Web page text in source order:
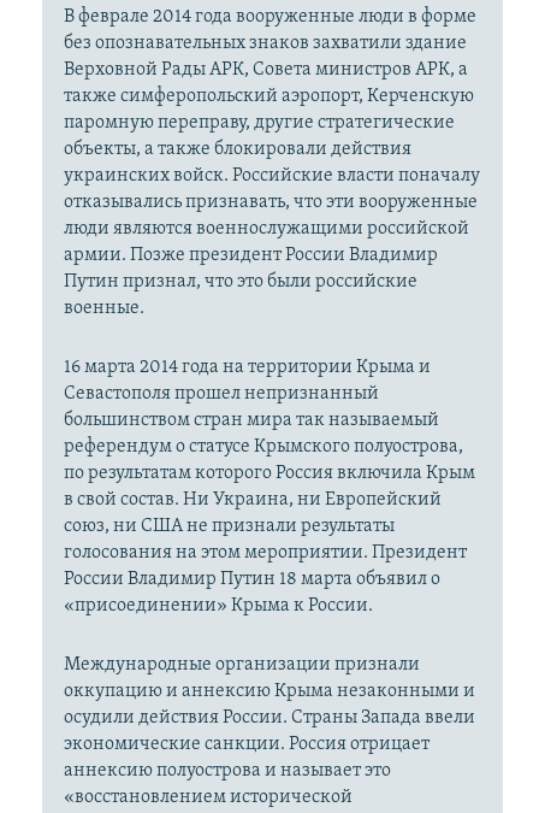
В феврале 2014 года вооруженные люди в форме
без опознавательных знаков захватили здание
Верховной Рады АРК, Совета министров АРК, а
также симферопольский аэропорт, Керченскую
паромную переправу, другие стратегические
объекты, а также блокировали действия
украинских войск. Российские власти поначалу
отказывались признавать, что эти вооруженные
люди являются военнослужащими российской
армии. Позже президент России Владимир
Путин признал, что это были российские
военные.
16 марта 2014 года на территории Крыма и
Севастополя прошел непризнанный
большинством стран мира так называемый
референдум о статусе Крымского полуострова,
по результатам которого Россия включила Крым
в свой состав. Ни Украина, ни Европейский
союз, ни США не признали результаты
голосования на этом мероприятии. Президент
России Владимир Путин 18 марта объявил о
«присоединении» Крыма к России.
Международные организации признали
оккупацию и аннексию Крыма незаконными и
осудили действия России. Страны Запада ввели
экономические санкции. Россия отрицает
аннексию полуострова и называет это
«восстановлением исторической